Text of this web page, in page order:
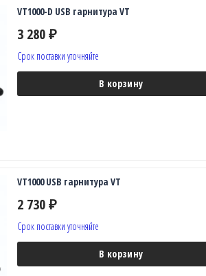
VT1000-D USB гарнитура VT
3 280 ₽
Срок поставки уточняйте
В корзину
VT1000 USB гарнитура VT
2 730 ₽
Срок поставки уточняйте
В корзину